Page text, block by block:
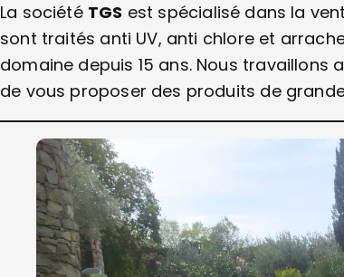
La société TGS est spécialisé dans la
sont traités anti UV, anti chlore et
domaine depuis 15 ans. Nous
de vous proposer des produits de